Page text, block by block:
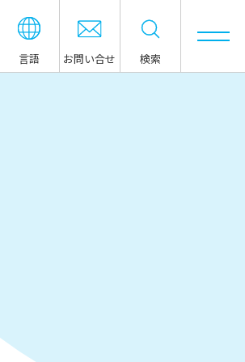
言語 お問い合せ 検索